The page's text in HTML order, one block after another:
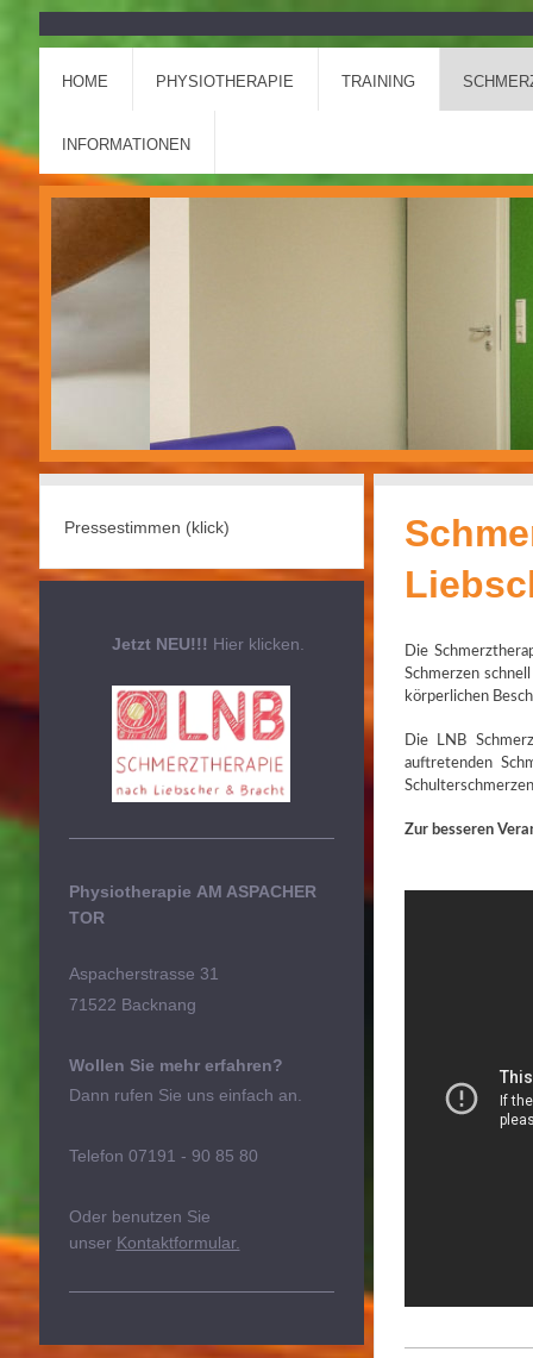
HOME PHYSIOTHERAPIE TRAINING
INFORMATIONEN
Die
Schmerzen
körperlichen
Die LNB
auftretenden
Zur besseren
Pressestimmen (klick)
Jetzt NEU!!! Hier klicken.
Physiotherapie AM ASPACHER
TOR
Aspacherstrasse 31
71522 Backnang
Wollen Sie mehr erfahren?
Dann rufen Sie uns einfach an.
Telefon 07191 - 90 85 80
Oder benutzen Sie
unser Kontaktformular.